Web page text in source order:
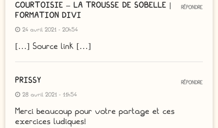
COURTOISIE – LA TROUSSE DE SOBELLE |
FORMATION DIVI
24 avril 2021 - 20h54
[…] Source link […]
RÉPONDRE
PRISSY
28 avril 2021 - 11h54
Merci beaucoup pour votre partage et ces
exercices ludiques!
RÉPONDRE